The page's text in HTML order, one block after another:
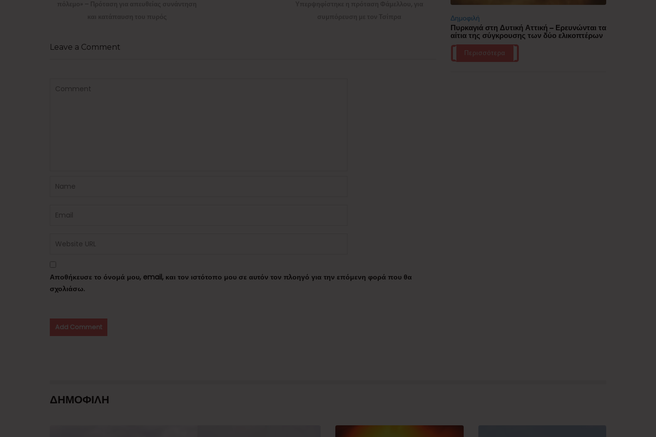
Leave a Comment
Αποθήκευσε το όνομά μου, email, και τον ιστότοπο μου σε αυτόν τον πλοηγό για την επόμενη φορά που θα
σχολιάσω.
Δημοφιλή
Πυρκαγιά στη Δυτική Αττική – Ερευνώνται τα
αίτια της σύγκρουσης των δύο ελικοπτέρων
Περισσότερα
ΔΗΜΟΦΙΛΗ